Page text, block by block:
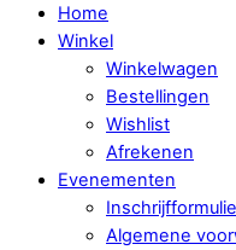
Home
Winkel
Winkelwagen
Bestellingen
Wishlist
Afrekenen
Evenementen
Algemene